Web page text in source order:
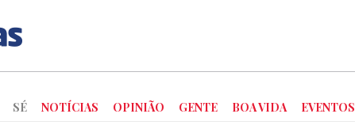
SÉ NOTÍCIAS OPINIÃO GENTE BOA VIDA EVENTOS